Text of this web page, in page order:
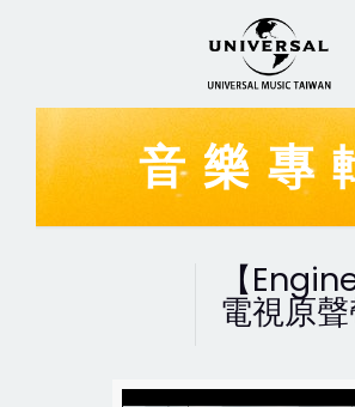
音樂專
【Engine
電視原